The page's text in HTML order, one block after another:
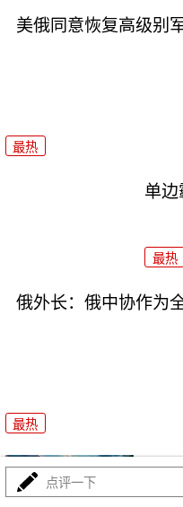
美俄同意恢复高级别
最热
单边
最热
俄外长：俄中协作为
最热
高市
在野
点评一下